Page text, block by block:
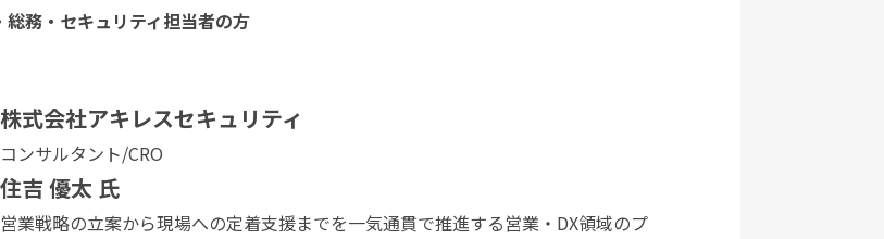
務・セキュリティ担当者の方
株式会社アキレスセキュリティ
コンサルタント/CRO
住吉 優太 氏
営業戦略の立案から現場への定着支援までを一気通貫で推進する営業・DX領域のプ